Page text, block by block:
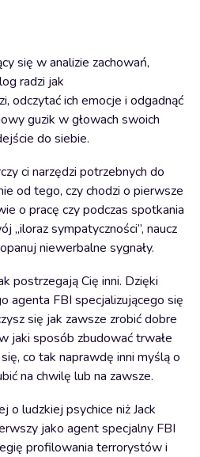
się w analizie zachowań,
radzi jak
odczytać ich emocje i odgadnąć
guzik w głowach swoich
do siebie.
ci narzędzi potrzebnych do
od tego, czy chodzi o pierwsze
o pracę czy podczas spotkania
„iloraz sympatyczności”, naucz
niewerbalne sygnały.
postrzegają Cię inni. Dzięki
agenta FBI specjalizującego się
się jak zawsze zrobić dobre
jaki sposób zbudować trwałe
co tak naprawdę inni myślą o
na chwilę lub na zawsze.
o ludzkiej psychice niż Jack
jako agent specjalny FBI
profilowania terrorystów i